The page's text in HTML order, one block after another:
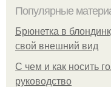
Популярные
Брюнетка в
свой внешний вид
С чем и как носить
руководство